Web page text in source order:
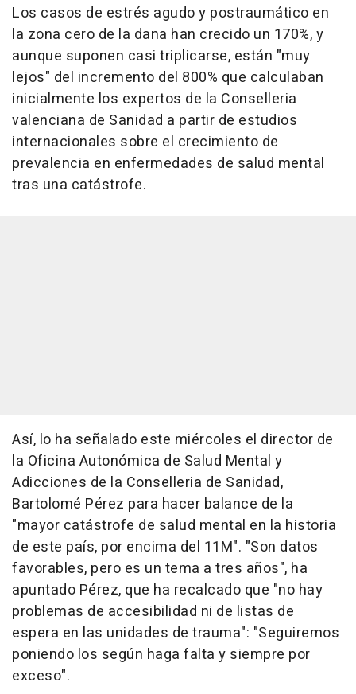
Los casos de estrés agudo y postraumático en
la zona cero de la dana han crecido un 170%, y
aunque suponen casi triplicarse, están "muy
lejos" del incremento del 800% que calculaban
inicialmente los expertos de la Conselleria
valenciana de Sanidad a partir de estudios
internacionales sobre el crecimiento de
prevalencia en enfermedades de salud mental
tras una catástrofe.
Así, lo ha señalado este miércoles el director de
la Oficina Autonómica de Salud Mental y
Adicciones de la Conselleria de Sanidad,
Bartolomé Pérez para hacer balance de la
"mayor catástrofe de salud mental en la historia
de este país, por encima del 11M". "Son datos
favorables, pero es un tema a tres años", ha
apuntado Pérez, que ha recalcado que "no hay
problemas de accesibilidad ni de listas de
espera en las unidades de trauma": "Seguiremos
poniendo los según haga falta y siempre por
exceso".